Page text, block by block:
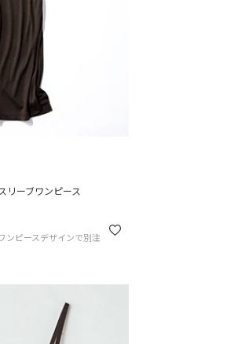
リーブワンピース
ンピースデザインで別注